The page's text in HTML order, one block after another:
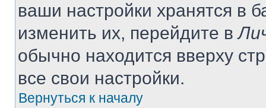
ваши настройки хранятся в
изменить их, перейдите в
обычно находится вверху
все свои настройки.
Вернуться к началу